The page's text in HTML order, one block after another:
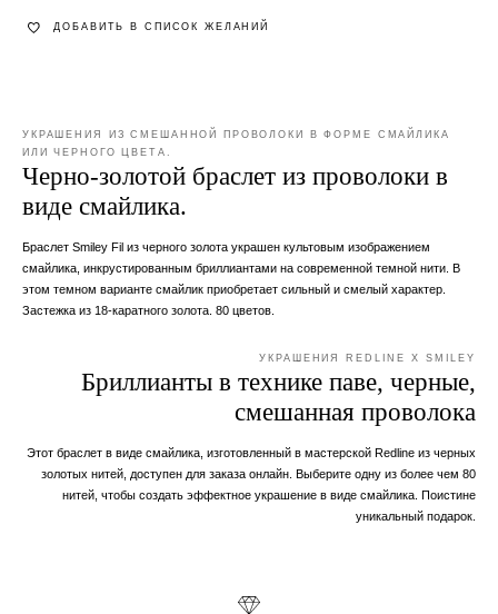
ДОБАВИТЬ В СПИСОК ЖЕЛАНИЙ
УКРАШЕНИЯ ИЗ СМЕШАННОЙ ПРОВОЛОКИ В ФОРМЕ СМАЙЛИКА
ИЛИ ЧЕРНОГО ЦВЕТА.
Черно-золотой браслет из проволоки в
виде смайлика.
Браслет Smiley Fil из черного золота украшен культовым изображением
смайлика, инкрустированным бриллиантами на современной темной нити. В
этом темном варианте смайлик приобретает сильный и смелый характер.
Застежка из 18-каратного золота. 80 цветов.
УКРАШЕНИЯ REDLINE X SMILEY
Бриллианты в технике паве, черные,
смешанная проволока
Этот браслет в виде смайлика, изготовленный в мастерской Redline из черных
золотых нитей, доступен для заказа онлайн. Выберите одну из более чем 80
нитей, чтобы создать эффектное украшение в виде смайлика. Поистине
уникальный подарок.